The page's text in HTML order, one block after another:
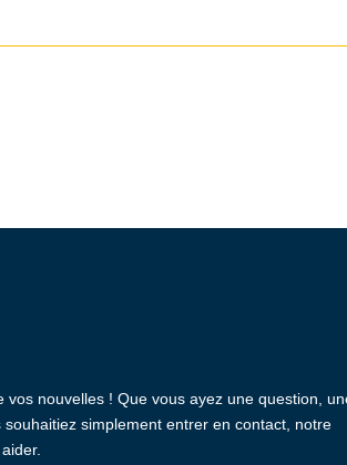
vos nouvelles ! Que vous ayez une question,
simplement entrer en contact, notre